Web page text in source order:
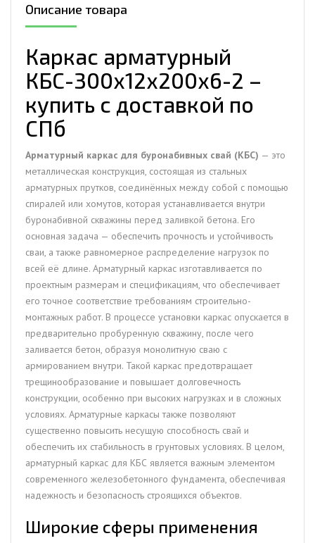
Описание товара
Каркас арматурный
КБС-300х12х200х6-2 –
купить с доставкой по
СПб
Арматурный каркас для буронабивных свай (КБС) — это
металлическая конструкция, состоящая из стальных
арматурных прутков, соединённых между собой с помощью
спиралей или хомутов, которая устанавливается внутри
буронабивной скважины перед заливкой бетона. Его
основная задача — обеспечить прочность и устойчивость
сваи, а также равномерное распределение нагрузок по
всей её длине. Арматурный каркас изготавливается по
проектным размерам и спецификациям, что обеспечивает
его точное соответствие требованиям строительно-
монтажных работ. В процессе установки каркас опускается в
предварительно пробуренную скважину, после чего
заливается бетон, образуя монолитную сваю с
армированием внутри. Такой каркас предотвращает
трещинообразование и повышает долговечность
конструкции, особенно при высоких нагрузках и в сложных
условиях. Арматурные каркасы также позволяют
существенно повысить несущую способность свай и
обеспечить их стабильность в грунтовых условиях. В целом,
арматурный каркас для КБС является важным элементом
современного железобетонного фундамента, обеспечивая
надежность и безопасность строящихся объектов.
Широкие сферы применения